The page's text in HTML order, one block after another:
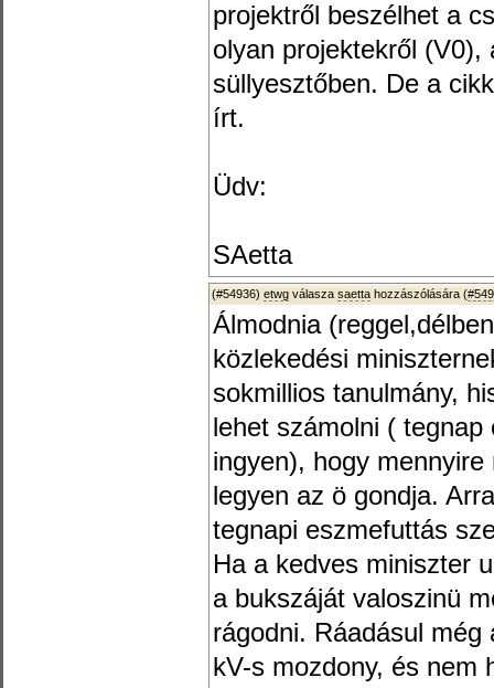
projektről beszélhet a
olyan projektekről (V0),
süllyesztőben. De a
írt.
Üdv:
SAetta
(#54936) etwg válasza saetta hozzászólására (
Álmodnia
közlekedési
sokmillios tanulmány,
lehet számolni (
ingyen), hogy
legyen az ö gondja.
tegnapi eszmefuttás
Ha a kedves miniszter
a bukszáját valoszinü
rágodni. Ráadásul
kV-s mozdony, és nem